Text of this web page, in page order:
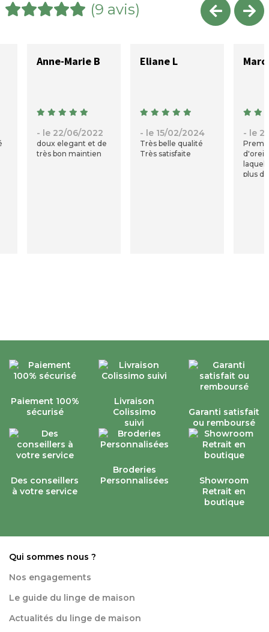
(9 avis)
Anne-Marie B
- le 22/06/2022
doux elegant et de
très bon maintien
Eliane L
- le 15/02/2024
Très belle qualité
Très satisfaite
- le
plus
Paiement 100%
sécurisé
Livraison
Colissimo
suivi
Garanti satisfait
ou remboursé
Des conseillers
à votre service
Broderies
Personnalisées
Showroom
Retrait en
boutique
Qui sommes nous ?
Nos engagements
Le guide du linge de maison
Actualités du linge de maison